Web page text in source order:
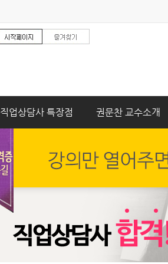
직업상담사 특장점 권문찬 교수소개